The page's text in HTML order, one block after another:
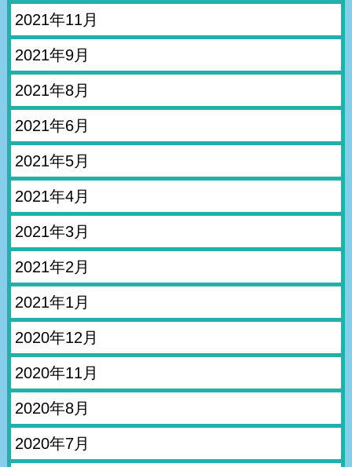
2021年11月
2021年9月
2021年8月
2021年6月
2021年5月
2021年4月
2021年3月
2021年2月
2021年1月
2020年12月
2020年11月
2020年8月
2020年7月